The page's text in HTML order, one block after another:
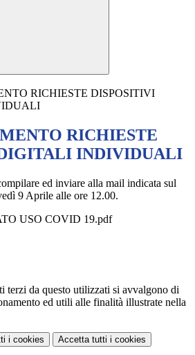
RICHIESTE DISPOSITIVI
RICHIESTE
INDIVIDUALI
ed inviare alla mail indicata sul
9 Aprile alle ore 12.00.
USO COVID 19.pdf
terzi da questo utilizzati si avvalgono di
ed utili alle finalità illustrate nella
i cookies Accetta tutti i cookies